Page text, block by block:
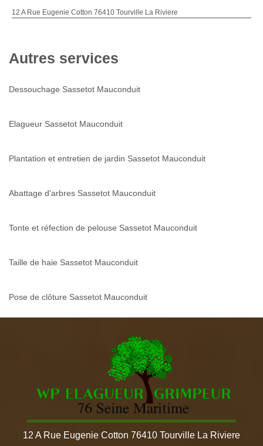
12 A Rue Eugenie Cotton 76410 Tourville La Riviere
Autres services
Dessouchage Sassetot Mauconduit
Elagueur Sassetot Mauconduit
Plantation et entretien de jardin Sassetot Mauconduit
Abattage d'arbres Sassetot Mauconduit
Tonte et réfection de pelouse Sassetot Mauconduit
Taille de haie Sassetot Mauconduit
Pose de clôture Sassetot Mauconduit
12 A Rue Eugenie Cotton 76410 Tourville La Riviere